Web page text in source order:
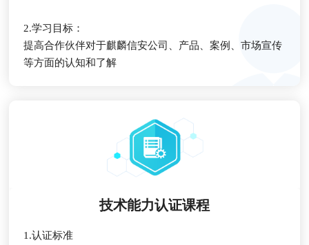
2.学习目标：
提高合作伙伴对于麒麟信安公司、产品、案例、市场宣传
等方面的认知和了解
技术能力认证课程
1.认证标准